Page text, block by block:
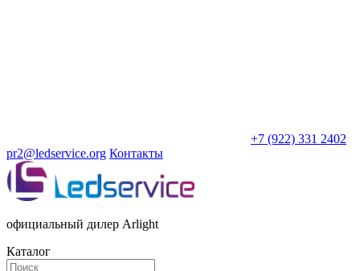
+7 (922) 331 2402
pr2@ledservice.org Контакты
официальный дилер Arlight
Каталог